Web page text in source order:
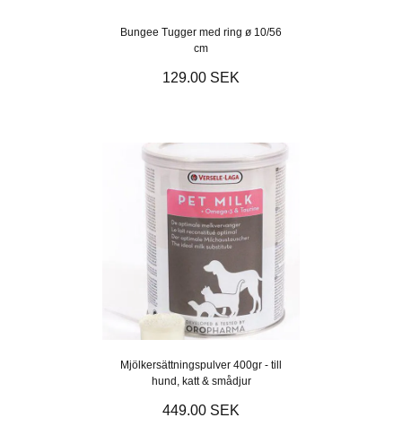
Bungee Tugger med ring ø 10/56
cm
129.00 SEK
Mjölkersättningspulver 400gr - till
hund, katt & smådjur
449.00 SEK